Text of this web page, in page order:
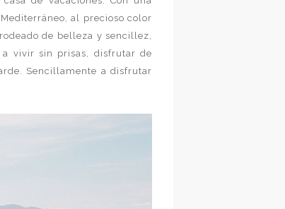
al precioso color
de belleza y sencillez,
vivir sin prisas, disfrutar de
Sencillamente a disfrutar